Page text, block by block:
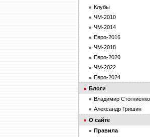
Клубы
ЧМ-2010
ЧМ-2014
Евро-2016
ЧМ-2018
Евро-2020
ЧМ-2022
Евро-2024
Блоги
Владимир Стогниенко
Александр Гришин
О сайте
Правила